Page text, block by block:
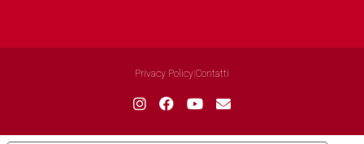
Privacy Policy Contatti